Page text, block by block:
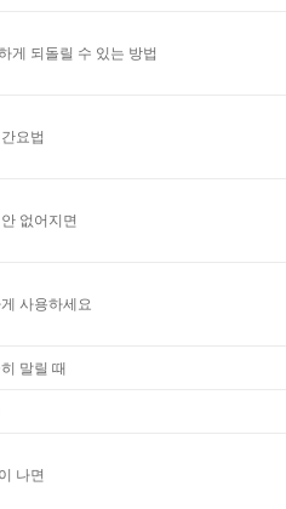
게 되돌릴 수 있는 방법
요법
없어지면
사용하세요
말릴 때
나면